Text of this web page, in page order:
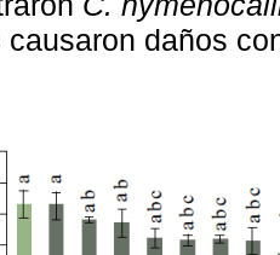
causaron daños